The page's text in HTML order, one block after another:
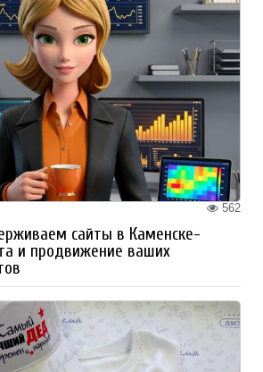
562
сайты в Каменске-
и продвижение ваших